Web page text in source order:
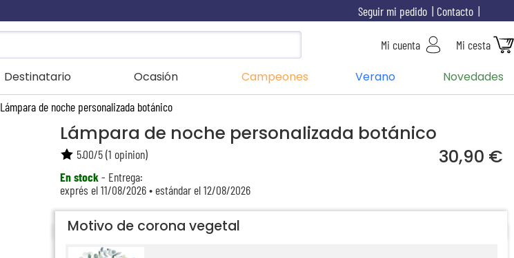
Contacto
Seguir mi pedido
Mi cuenta Mi cesta
Destinatario Ocasión Campeones Verano Novedades
Lámpara de noche personalizada botánico
Lámpara de noche personalizada botánico
30,90 €
En stock- Entrega:
exprés el 11/08/2026 • estándar el 12/08/2026
5.00/5(1 opinion)
Motivo de corona vegetal